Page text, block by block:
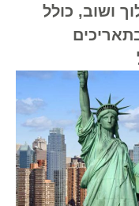
ושוב, כולל
בתאריכים